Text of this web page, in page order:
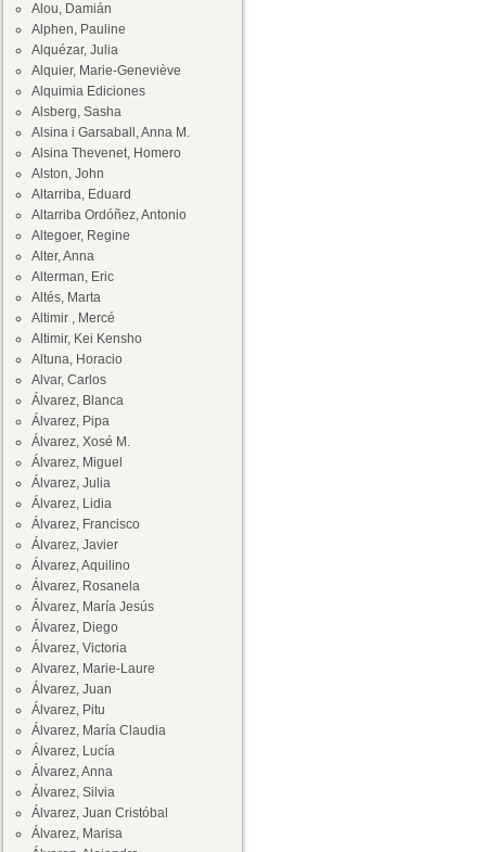
Alou, Damián
Alphen, Pauline
Alquézar, Julia
Alquier, Marie-Geneviève
Alquimia Ediciones
Alsberg, Sasha
Alsina i Garsaball, Anna M.
Alsina Thevenet, Homero
Alston, John
Altarriba, Eduard
Altarriba Ordóñez, Antonio
Altegoer, Regine
Alter, Anna
Alterman, Eric
Altés, Marta
Altimir , Mercé
Altimir, Kei Kensho
Altuna, Horacio
Alvar, Carlos
Álvarez, Blanca
Álvarez, Pipa
Álvarez, Xosé M.
Álvarez, Miguel
Álvarez, Julia
Álvarez, Lidia
Álvarez, Francisco
Álvarez, Javier
Álvarez, Aquilino
Álvarez, Rosanela
Álvarez, María Jesús
Álvarez, Diego
Álvarez, Victoria
Alvarez, Marie-Laure
Álvarez, Juan
Álvarez, Pitu
Álvarez, María Claudia
Álvarez, Lucía
Álvarez, Anna
Álvarez, Silvia
Álvarez, Juan Cristóbal
Álvarez, Marisa